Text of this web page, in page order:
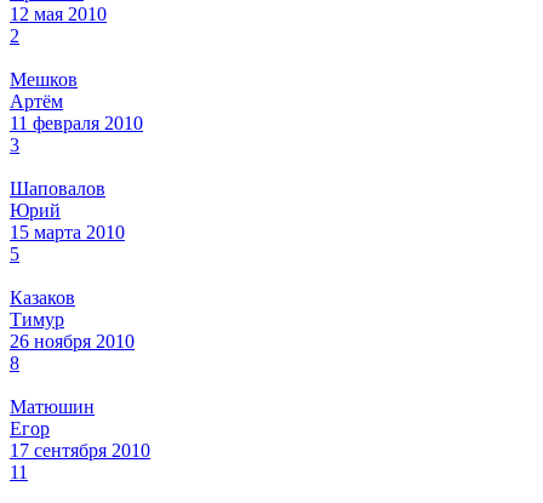
12 мая 2010
2
Мешков
Артём
11 февраля 2010
3
Шаповалов
Юрий
15 марта 2010
5
Казаков
Тимур
26 ноября 2010
8
Матюшин
Егор
17 сентября 2010
11